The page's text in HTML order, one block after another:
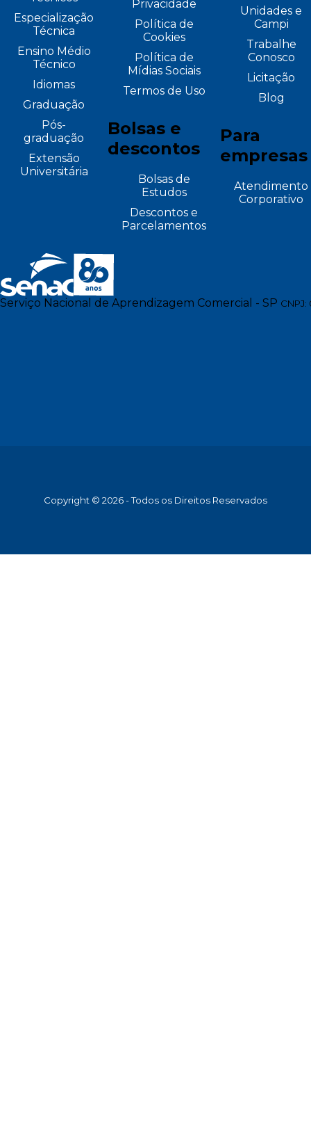
Especialização
Técnica
Ensino Médio
Técnico
Idiomas
Graduação
Pós-
graduação
Extensão
Universitária
Privacidade
Política de
Cookies
Política de
Mídias Sociais
Termos de Uso
Bolsas e
descontos
Bolsas de
Estudos
Descontos e
Parcelamentos
Unidades e
Campi
Trabalhe
Conosco
Licitação
Blog
Para
empresas
Atendimento
Corporativo
Serviço Nacional de Aprendizagem Comercial - SP
Copyright © 2026 - Todos os Direitos Reservados